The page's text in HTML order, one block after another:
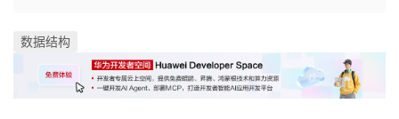
数据结构